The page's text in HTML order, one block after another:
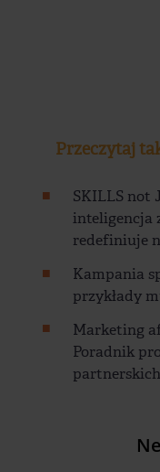
Przeczytaj
SKILLS not
inteligencja
redefiniuje
Kampania
przykłady
Marketing
Poradnik
partnerskich